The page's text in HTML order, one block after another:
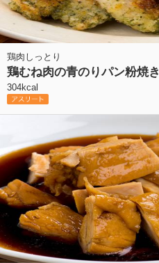
鶏肉しっとり
鶏むね肉の青のりパン粉焼き
304kcal